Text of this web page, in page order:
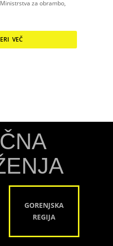
za obrambo,
VEČ
GORENJSKA
REGIJA